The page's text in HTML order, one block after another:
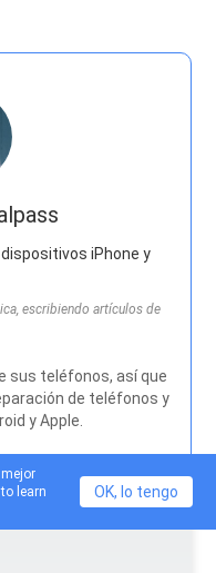
iPhone y
escribiendo artículos de
sus teléfonos, así que
de teléfonos y
y Apple.
to learn
OK, lo tengo